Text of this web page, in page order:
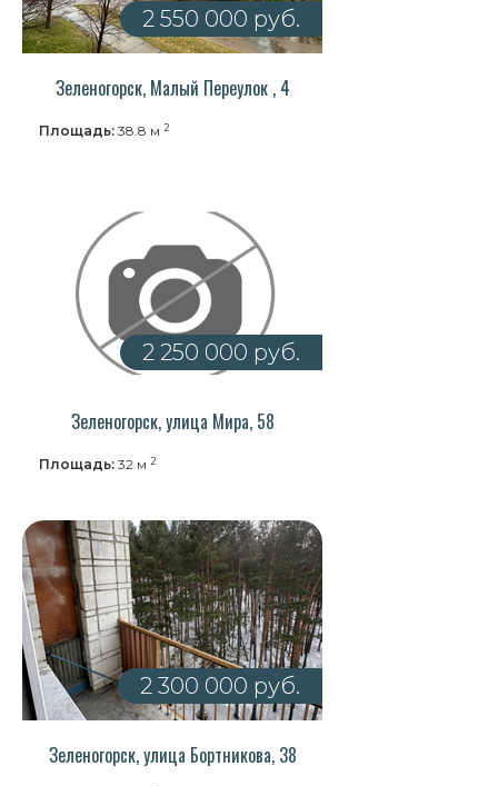
2 550 000 руб.
Зеленогорск, Малый Переулок , 4
Площадь: 38.8 м 2
2 250 000 руб.
Зеленогорск, улица Мира, 58
Площадь: 32 м 2
2 300 000 руб.
Зеленогорск, улица Бортникова, 38